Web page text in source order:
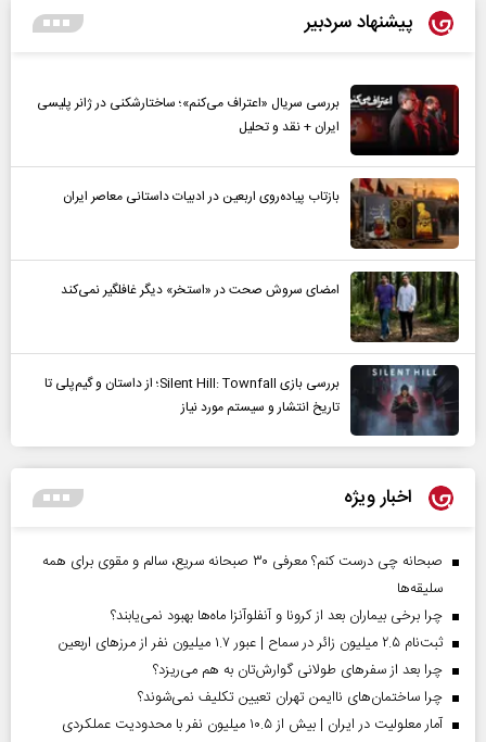
پیشنهاد سردبیر
بررسی سریال «اعتراف می‌کنم»؛ ساختارشکنی در ژانر پلیسی
ایران + نقد و تحلیل
بازتاب پیاده‌روی اربعین در ادبیات داستانی معاصر ایران
امضای سروش صحت در «استخر» دیگر غافلگیر نمی‌کند
بررسی بازی Silent Hill: Townfall؛ از داستان و گیم‌پلی تا
تاریخ انتشار و سیستم مورد نیاز
اخبار ویژه
صبحانه چی درست کنم؟ معرفی ۳۰ صبحانه سریع، سالم و مقوی برای همه
سلیقه‌ها
چرا برخی بیماران بعد از کرونا و آنفلوآنزا ماه‌ها بهبود نمی‌یابند؟
ثبت‌نام ۲.۵ میلیون زائر در سماح | عبور ۱.۷ میلیون نفر از مرز‌های اربعین
چرا بعد از سفرهای طولانی گوارش‌تان به هم می‌ریزد؟
چرا ساختمان‌های ناایمن تهران تعیین تکلیف نمی‌شوند؟
آمار معلولیت در ایران | بیش از ۱۰.۵ میلیون نفر با محدودیت عملکردی